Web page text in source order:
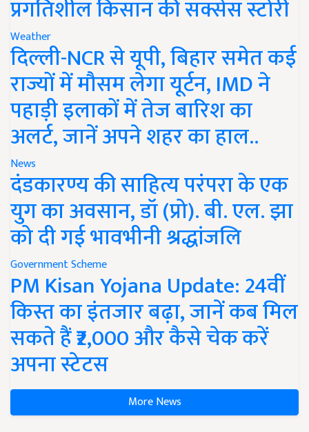
प्रगतिशील किसान की सक्सेस स्टोरी
Weather
दिल्ली-NCR से यूपी, बिहार समेत कई
राज्यों में मौसम लेगा यूर्टन, IMD ने
पहाड़ी इलाकों में तेज बारिश का
अलर्ट, जानें अपने शहर का हाल..
News
दंडकारण्य की साहित्य परंपरा के एक
युग का अवसान, डॉ (प्रो). बी. एल. झा
को दी गई भावभीनी श्रद्धांजलि
Government Scheme
PM Kisan Yojana Update: 24वीं
किस्त का इंतजार बढ़ा, जानें कब मिल
सकते हैं ₹2,000 और कैसे चेक करें
अपना स्टेटस
More News